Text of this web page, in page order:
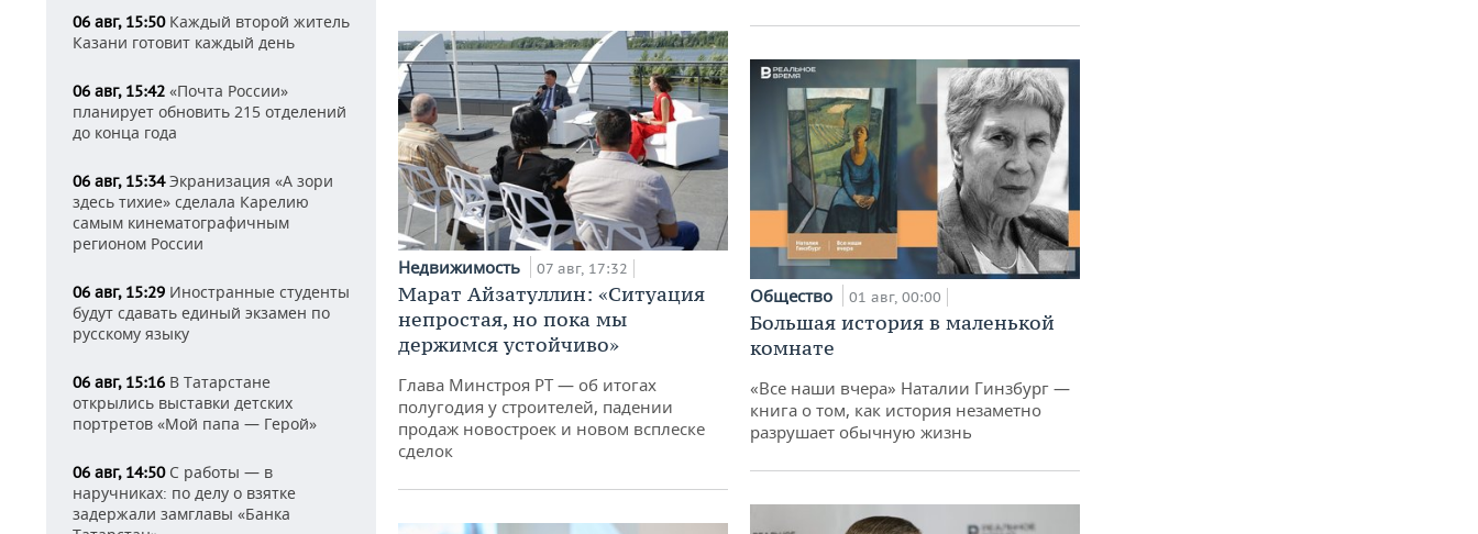
06 авг, 15:50Каждый второй житель
Казани готовит каждый день
06 авг, 15:42 «Почта России»
планирует обновить 215 отделений
до конца года
06 авг, 15:34Экранизация «А зори
здесь тихие» сделала Карелию
самым кинематографичным
регионом России
06 авг, 15:29 Иностранные студенты
будут сдавать единый экзамен по
русскому языку
06 авг, 15:16 В Татарстане
открылись выставки детских
портретов «Мой папа — Герой»
06 авг, 14:50С работы — в
наручниках: по делу о взятке
задержали замглавы «Банка
Недвижимость 07 авг, 17:32
Марат Айзатуллин: «Ситуация
непростая, но пока мы
держимся устойчиво»
Глава Минстроя РТ — об итогах
полугодия у строителей, падении
продаж новостроек и новом всплеске
сделок
Общество 01 авг, 00:00
Большая история в маленькой
комнате
«Все наши вчера» Наталии Гинзбург —
книга о том, как история незаметно
разрушает обычную жизнь